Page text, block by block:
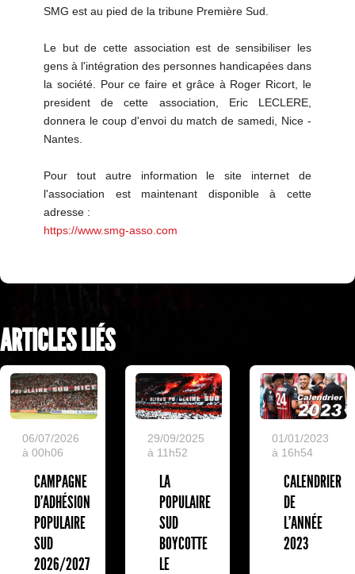
SMG est au pied de la tribune Première Sud.
Le but de cette association est de sensibiliser les
gens à l'intégration des personnes handicapées dans
la société. Pour ce faire et grâce à Roger Ricort, le
president de cette association, Eric LECLERE,
donnera le coup d'envoi du match de samedi, Nice -
Nantes.
Pour tout autre information le site internet de
l'association est maintenant disponible à cette
adresse :
https://www.smg-asso.com
ARTICLES LIÉS
06/07/2026
à 00h06
CAMPAGNE
D'ADHÉSION
POPULAIRE
SUD
2026/2027
29/09/2025
à 11h52
LA
POPULAIRE
SUD
BOYCOTTE
LE
01/01/2023
à 16h54
CALENDRIER
DE
L'ANNÉE
2023